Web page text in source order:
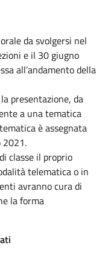
da svolgersi nel
e il 30 giugno
all’andamento della
presentazione, da
a una tematica
è assegnata
2021.
classe il proprio
telematica o in
avranno cura di
la forma